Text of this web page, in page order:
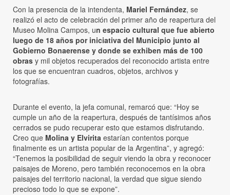
Con la presencia de la intendenta, Mariel Fernández, se
realizó el acto de celebración del primer año de reapertura del
Museo Molina Campos, un espacio cultural que fue abierto
luego de 18 años por iniciativa del Municipio junto al
Gobierno Bonaerense y donde se exhiben más de 100
obras y mil objetos recuperados del reconocido artista entre
los que se encuentran cuadros, objetos, archivos y
fotografías.
Durante el evento, la jefa comunal, remarcó que: “Hoy se
cumple un año de la reapertura, después de tantísimos años
cerrados se pudo recuperar esto que estamos disfrutando.
Creo que Molina y Elvirita estarían contentos porque
finalmente es un artista popular de la Argentina”, y agregó:
“Tenemos la posibilidad de seguir viendo la obra y reconocer
paisajes de Moreno, pero también reconocemos en la obra
paisajes del territorio nacional, la verdad que sigue siendo
precioso todo lo que se expone”.